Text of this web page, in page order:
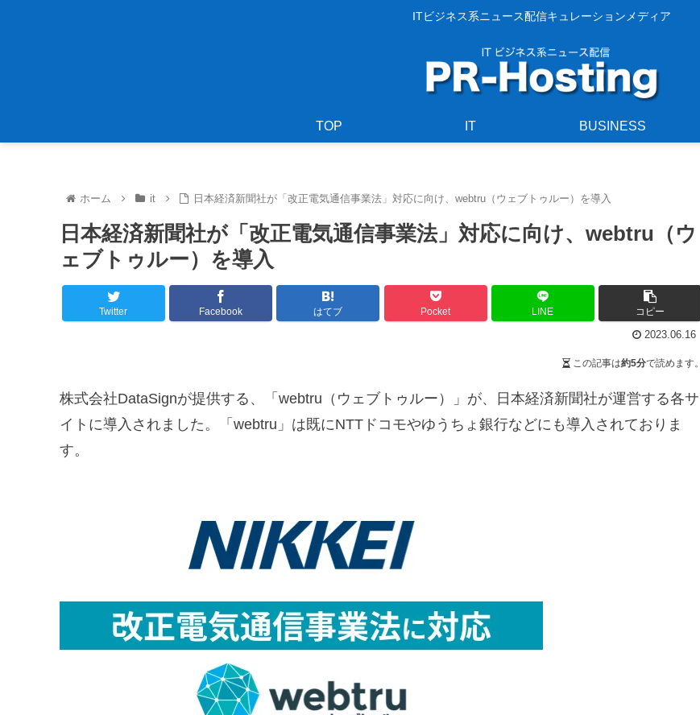
ITビジネス系ニュース配信キュレーションメディア
TOP IT BUSINESS
ホーム it 日本経済新聞社が「改正電気通信事業法」対応に向け、webtru（ウェブトゥルー）を導入
日本経済新聞社が「改正電気通信事業法」対応に向け、webtru（ウ
ェブトゥルー）を導入
Twitter Facebook はてブ Pocket LINE コピー
2023.06.16
この記事は約5分で読めます。
株式会社DataSignが提供する、「webtru（ウェブトゥルー）」が、日本経済新聞社が運営する各サ
イトに導入されました。「webtru」は既にNTTドコモやゆうちょ銀行などにも導入されておりま
す。